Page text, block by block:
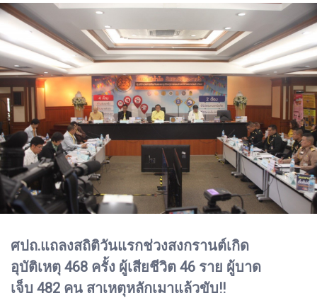
ศปถ.แถลงสถิติวันแรกช่วงสงกรานต์เกิด
อุบัติเหตุ 468 ครั้ง ผู้เสียชีวิต 46 ราย ผู้บาด
เจ็บ 482 คน สาเหตุหลักเมาแล้วขับ!!